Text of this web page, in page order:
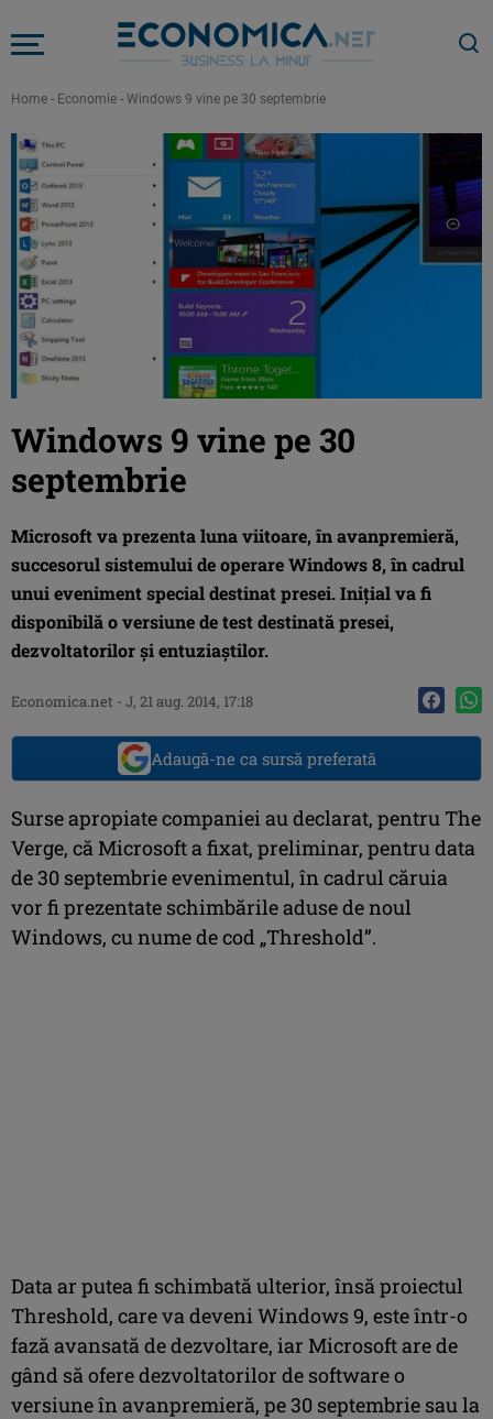
Home - Economie - Windows 9 vine pe 30 septembrie
Windows 9 vine pe 30
septembrie
Microsoft va prezenta luna viitoare, în avanpremieră,
succesorul sistemului de operare Windows 8, în cadrul
unui eveniment special destinat presei. Iniţial va fi
disponibilă o versiune de test destinată presei,
dezvoltatorilor şi entuziaştilor.
Economica.net - J, 21 aug. 2014, 17:18
Adaugă-ne ca sursă preferată
Surse apropiate companiei au declarat, pentru The
Verge, că Microsoft a fixat, preliminar, pentru data
de 30 septembrie evenimentul, în cadrul căruia
vor fi prezentate schimbările aduse de noul
Windows, cu nume de cod „Threshold”.
Data ar putea fi schimbată ulterior, însă proiectul
Threshold, care va deveni Windows 9, este într-o
fază avansată de dezvoltare, iar Microsoft are de
gând să ofere dezvoltatorilor de software o
versiune în avanpremieră, pe 30 septembrie sau la